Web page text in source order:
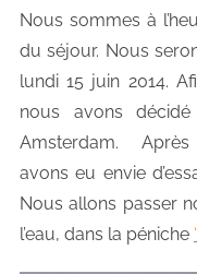
Nous sommes à
du séjour. Nous
lundi 15 juin 2014.
nous avons
Amsterdam.
avons eu envie
Nous allons passer
l’eau, dans la péniche